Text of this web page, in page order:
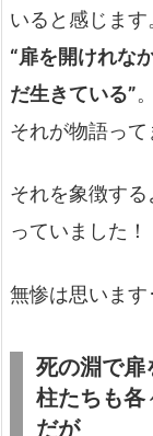
いると感じます
“扉を開けれな
だ生きている”。
それが物語って
それを象徴す
っていました！
無惨は思います･
死の淵で扉
柱たちも各
だが